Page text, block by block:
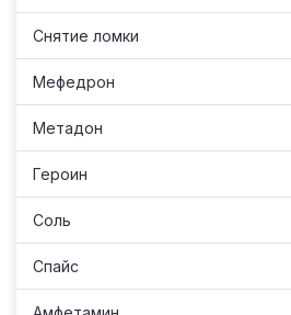
Снятие ломки
Мефедрон
Метадон
Героин
Соль
Спайс